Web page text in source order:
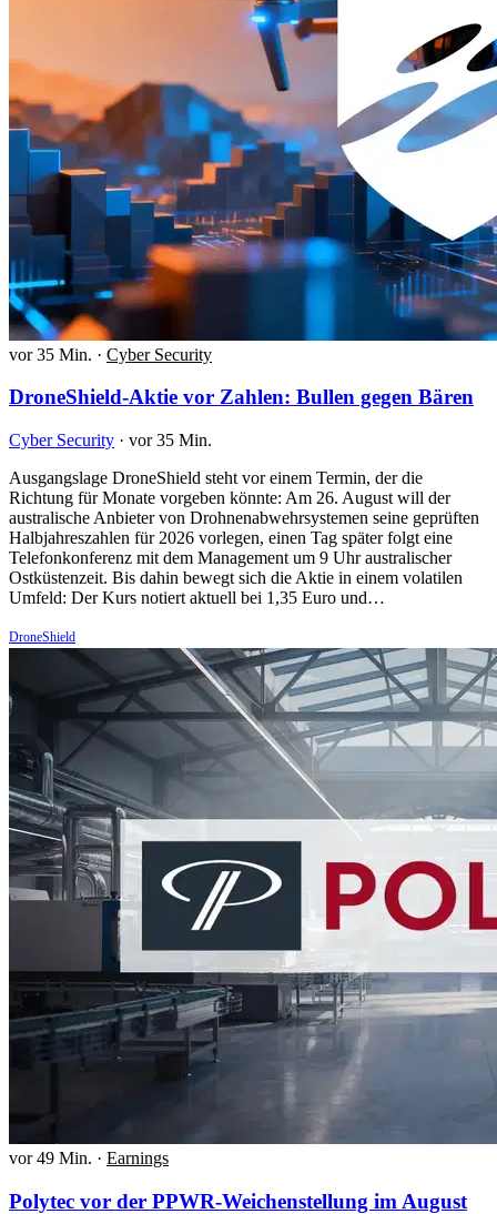
vor 35 Min. · Cyber Security
DroneShield-Aktie vor Zahlen: Bullen gegen Bären
Cyber Security · vor 35 Min.
Ausgangslage DroneShield steht vor einem Termin, der die
Richtung für Monate vorgeben könnte: Am 26. August will der
australische Anbieter von Drohnenabwehrsystemen seine geprüften
Halbjahreszahlen für 2026 vorlegen, einen Tag später folgt eine
Telefonkonferenz mit dem Management um 9 Uhr australischer
Ostküstenzeit. Bis dahin bewegt sich die Aktie in einem volatilen
Umfeld: Der Kurs notiert aktuell bei 1,35 Euro und…
DroneShield
vor 49 Min. · Earnings
Polytec vor der PPWR-Weichenstellung im August